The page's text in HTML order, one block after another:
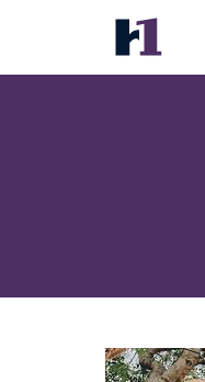
Iberostar
Priser